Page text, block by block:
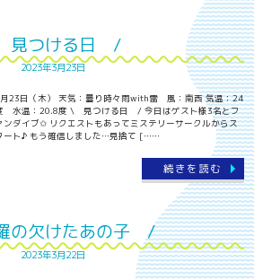
つける日 /
2023年3月23日
23日（木） 天気：曇り時々雨with雷 風：南西 気温：24
水温：20.8度 \ 見つける日 / 今日はゲスト様3名とフ
ンダイブ✩ リクエストもあってミステリーサークルからス
ート♪ もう確信しました…見捨て [……
続きを読む
欠けたあの子 /
2023年3月22日